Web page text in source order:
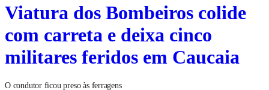
Viatura dos Bombeiros colide
com carreta e deixa cinco
militares feridos em Caucaia
O condutor ficou preso às ferragens